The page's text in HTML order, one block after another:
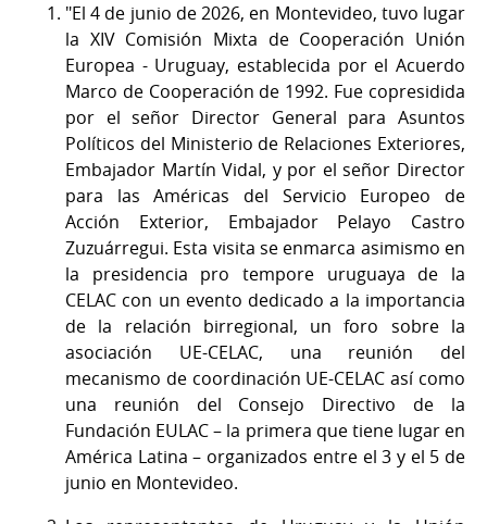
"El 4 de junio de 2026, en Montevideo, tuvo lugar
la XIV Comisión Mixta de Cooperación Unión
Europea - Uruguay, establecida por el Acuerdo
Marco de Cooperación de 1992. Fue copresidida
por el señor Director General para Asuntos
Políticos del Ministerio de Relaciones Exteriores,
Embajador Martín Vidal, y por el señor Director
para las Américas del Servicio Europeo de
Acción Exterior, Embajador Pelayo Castro
Zuzuárregui. Esta visita se enmarca asimismo en
la presidencia pro tempore uruguaya de la
CELAC con un evento dedicado a la importancia
de la relación birregional, un foro sobre la
asociación UE-CELAC, una reunión del
mecanismo de coordinación UE-CELAC así como
una reunión del Consejo Directivo de la
Fundación EULAC – la primera que tiene lugar en
América Latina – organizados entre el 3 y el 5 de
junio en Montevideo.